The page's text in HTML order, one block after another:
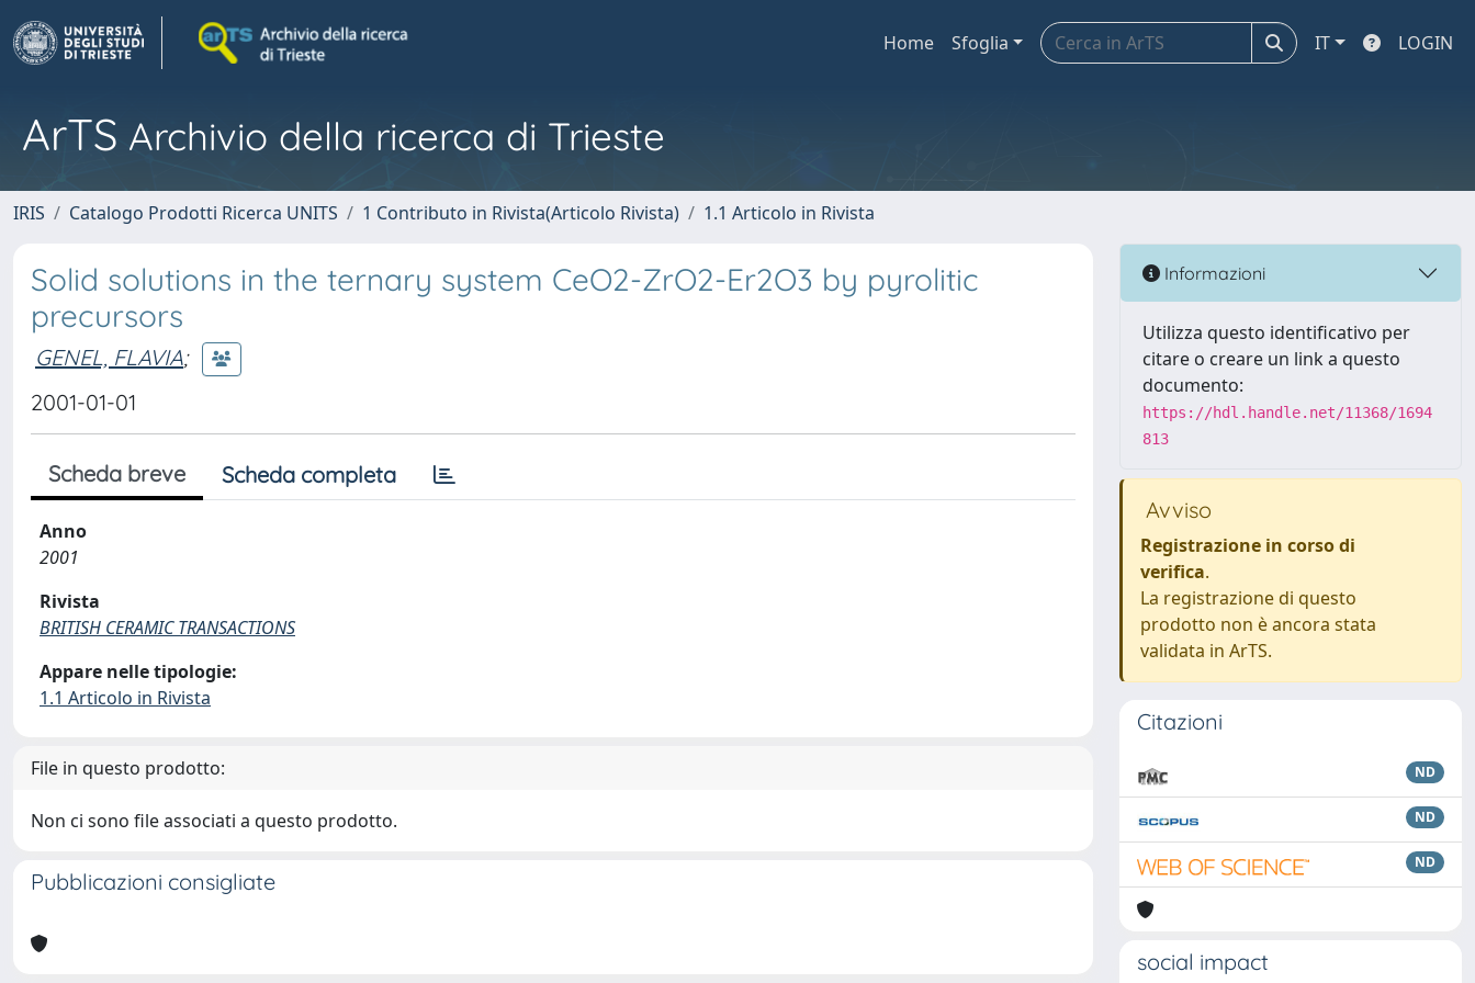
Home Sfoglia IT LOGIN
ArTS Archivio della ricerca di Trieste
IRIS Catalogo Prodotti Ricerca UNITS 1 Contributo in Rivista(Articolo Rivista) 1.1 Articolo in Rivista
Solid solutions in the ternary system CeO2-ZrO2-Er2O3 by pyrolitic
precursors
GENEL, FLAVIA;
2001-01-01
Scheda breve Scheda completa
Anno
2001
Rivista
BRITISH CERAMIC TRANSACTIONS
Appare nelle tipologie:
1.1 Articolo in Rivista
File in questo prodotto:
Non ci sono file associati a questo prodotto.
Pubblicazioni consigliate
Informazioni
Utilizza questo identificativo per
citare o creare un link a questo
documento:
https://hdl.handle.net/11368/1694
813
Avviso
Registrazione in corso di
verifica.
La registrazione di questo
prodotto non è ancora stata
validata in ArTS.
Citazioni
ND
ND
ND
social impact